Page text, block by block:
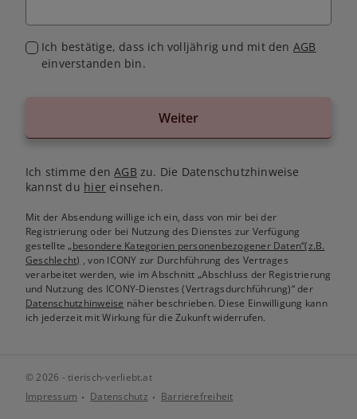
Ich bestätige, dass ich volljährig und mit den AGB
einverstanden bin.
Weiter
Ich stimme denAGB zu. Die Datenschutzhinweise
kannst du hiereinsehen.
Mit der Absendung willige ich ein, dass von mir bei der
Registrierung oder bei Nutzung des Dienstes zur Verfügung
gestellte„besondere Kategorien personenbezogener Daten“(z.B.
Geschlecht) , von ICONY zur Durchführung des Vertrages
verarbeitet werden, wie im Abschnitt „Abschluss der Registrierung
und Nutzung des ICONY-Dienstes (Vertragsdurchführung)“ der
Datenschutzhinweise näher beschrieben. Diese Einwilligung kann
ich jederzeit mit Wirkung für die Zukunft widerrufen.
© 2026 - tierisch-verliebt.at
Impressum
Datenschutz Barrierefreiheit